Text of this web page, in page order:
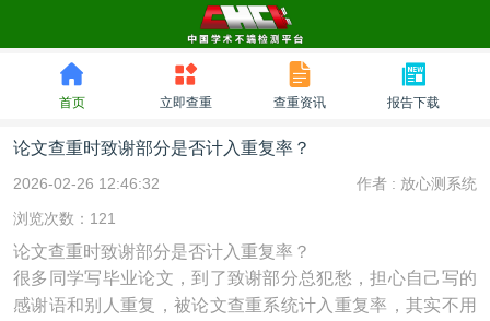
首页 立即查重 查重资讯 报告下载
论文查重时致谢部分是否计入重复率？
2026-02-26 12:46:32 作者 : 放心测系统
浏览次数：121
论文查重时致谢部分是否计入重复率？
很多同学写毕业论文，到了致谢部分总犯愁，担心自己写的
感谢语和别人重复，被论文查重系统计入重复率，其实不用